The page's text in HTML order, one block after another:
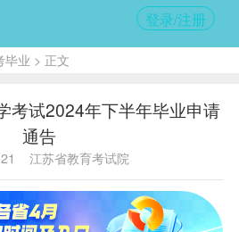
登录/注册
毕业 > 正文
考试2024年下半年毕业申请
通告
江苏省教育考试院